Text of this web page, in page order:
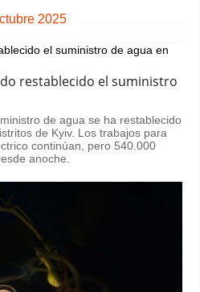
datos personales
SERVICIOS
Suscripción
2025
restablecido el suministro
de agua se ha restablecido
de Kyiv. Los trabajos para
continúan, pero 540.000
anoche.